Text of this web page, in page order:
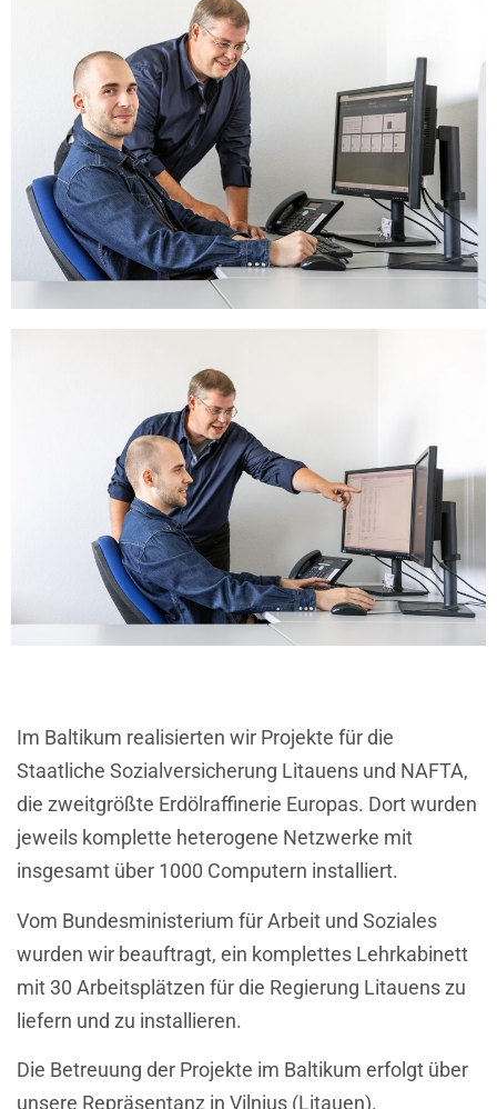
Im Baltikum realisierten wir Projekte für die
Staatliche Sozialversicherung Litauens und NAFTA,
die zweitgrößte Erdölraffinerie Europas. Dort wurden
jeweils komplette heterogene Netzwerke mit
insgesamt über 1000 Computern installiert.
Vom Bundesministerium für Arbeit und Soziales
wurden wir beauftragt, ein komplettes Lehrkabinett
mit 30 Arbeitsplätzen für die Regierung Litauens zu
liefern und zu installieren.
Die Betreuung der Projekte im Baltikum erfolgt über
unsere Repräsentanz in Vilnius (Litauen).